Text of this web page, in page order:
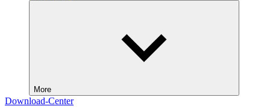
More
Download-Center